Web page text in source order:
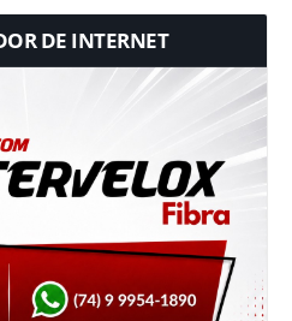
DE INTERNET